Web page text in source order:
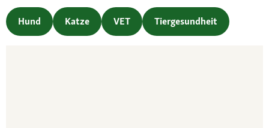
Hund Katze VET Tiergesundheit